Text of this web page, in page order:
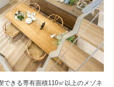
できる専有面積110㎡以上のメゾネ